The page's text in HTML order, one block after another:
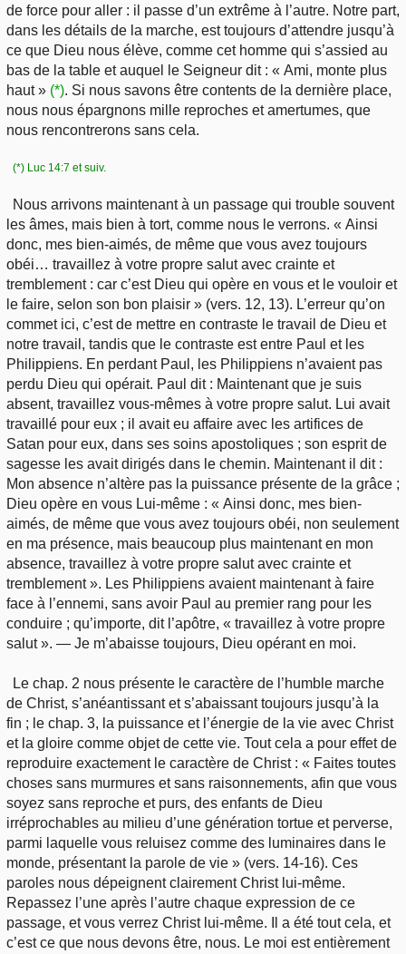
de force pour aller : il passe d’un extrême à l’autre. Notre part,
dans les détails de la marche, est toujours d’attendre jusqu’à
ce que Dieu nous élève, comme cet homme qui s’assied au
bas de la table et auquel le Seigneur dit : « Ami, monte plus
haut » (*). Si nous savons être contents de la dernière place,
nous nous épargnons mille reproches et amertumes, que
nous rencontrerons sans cela.
(*) Luc 14:7 et suiv.
Nous arrivons maintenant à un passage qui trouble souvent
les âmes, mais bien à tort, comme nous le verrons. « Ainsi
donc, mes bien-aimés, de même que vous avez toujours
obéi… travaillez à votre propre salut avec crainte et
tremblement : car c’est Dieu qui opère en vous et le vouloir et
le faire, selon son bon plaisir » (vers. 12, 13). L’erreur qu’on
commet ici, c’est de mettre en contraste le travail de Dieu et
notre travail, tandis que le contraste est entre Paul et les
Philippiens. En perdant Paul, les Philippiens n’avaient pas
perdu Dieu qui opérait. Paul dit : Maintenant que je suis
absent, travaillez vous-mêmes à votre propre salut. Lui avait
travaillé pour eux ; il avait eu affaire avec les artifices de
Satan pour eux, dans ses soins apostoliques ; son esprit de
sagesse les avait dirigés dans le chemin. Maintenant il dit :
Mon absence n’altère pas la puissance présente de la grâce ;
Dieu opère en vous Lui-même : « Ainsi donc, mes bien-
aimés, de même que vous avez toujours obéi, non seulement
en ma présence, mais beaucoup plus maintenant en mon
absence, travaillez à votre propre salut avec crainte et
tremblement ». Les Philippiens avaient maintenant à faire
face à l’ennemi, sans avoir Paul au premier rang pour les
conduire ; qu’importe, dit l’apôtre, « travaillez à votre propre
salut ». — Je m’abaisse toujours, Dieu opérant en moi.
Le chap. 2 nous présente le caractère de l’humble marche
de Christ, s’anéantissant et s’abaissant toujours jusqu’à la
fin ; le chap. 3, la puissance et l’énergie de la vie avec Christ
et la gloire comme objet de cette vie. Tout cela a pour effet de
reproduire exactement le caractère de Christ : « Faites toutes
choses sans murmures et sans raisonnements, afin que vous
soyez sans reproche et purs, des enfants de Dieu
irréprochables au milieu d’une génération tortue et perverse,
parmi laquelle vous reluisez comme des luminaires dans le
monde, présentant la parole de vie » (vers. 14-16). Ces
paroles nous dépeignent clairement Christ lui-même.
Repassez l’une après l’autre chaque expression de ce
passage, et vous verrez Christ lui-même. Il a été tout cela, et
c’est ce que nous devons être, nous. Le moi est entièrement